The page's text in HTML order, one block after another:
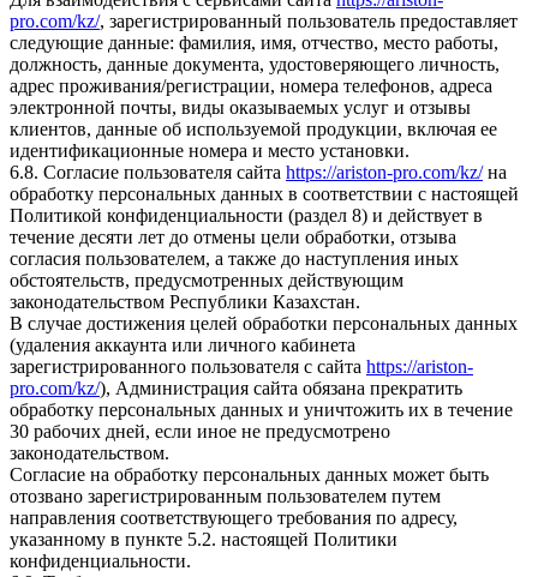
pro.com/kz/, зарегистрированный пользователь предоставляет
следующие данные: фамилия, имя, отчество, место работы,
должность, данные документа, удостоверяющего личность,
адрес проживания/регистрации, номера телефонов, адреса
электронной почты, виды оказываемых услуг и отзывы
клиентов, данные об используемой продукции, включая ее
идентификационные номера и место установки.
6.8. Согласие пользователя сайта https://ariston-pro.com/kz/на
обработку персональных данных в соответствии с настоящей
Политикой конфиденциальности (раздел 8) и действует в
течение десяти лет до отмены цели обработки, отзыва
согласия пользователем, а также до наступления иных
обстоятельств, предусмотренных действующим
законодательством Республики Казахстан.
В случае достижения целей обработки персональных данных
(удаления аккаунта или личного кабинета
зарегистрированного пользователя с сайта https://ariston-
pro.com/kz/), Администрация сайта обязана прекратить
обработку персональных данных и уничтожить их в течение
30 рабочих дней, если иное не предусмотрено
законодательством.
Согласие на обработку персональных данных может быть
отозвано зарегистрированным пользователем путем
направления соответствующего требования по адресу,
указанному в пункте 5.2. настоящей Политики
конфиденциальности.